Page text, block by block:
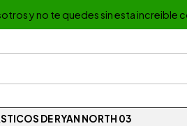
y no te quedes sin esta increible
DE RYAN NORTH 03